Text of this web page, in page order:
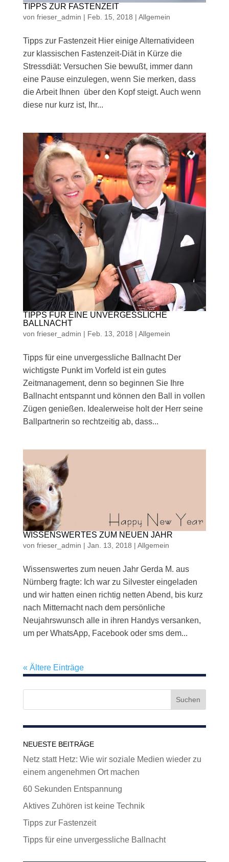
TIPPS ZUR FASTENZEIT
von frieser_admin | Feb. 15, 2018 | Allgemein
Tipps zur Fastenzeit Hier einige Alternativideen
zur klassischen Fastenzeit-Diät in Kürze die
Stressdiät: Versuchen Sie bewußt, immer dann
eine Pause einzulegen, wenn Sie merken, dass
die Arbeit Ihnen über den Kopf steigt. Auch wenn
diese nur kurz ist, Ihr...
TIPPS FÜR EINE UNVERGESSLICHE
BALLNACHT
von frieser_admin | Feb. 13, 2018 | Allgemein
Tipps für eine unvergessliche Ballnacht Der
wichtigste Punkt im Vorfeld ist ein gutes
Zeitmanagement, denn so beginnen Sie Ihre
Ballnacht entspannt und können den Ball in vollen
Zügen genießen. Idealerweise holt der Herr seine
Ballpartnerin so rechtzeitig ab, dass...
WISSENSWERTES ZUM NEUEN JAHR
von frieser_admin | Jan. 13, 2018 | Allgemein
Wissenswertes zum neuen Jahr Gerda M. aus
Nürnberg fragte: Ich war zu Silvester eingeladen
und wir hatten einen richtig netten Abend, bis kurz
nach Mitternacht nach dem persönliche
Neujahrswunsch alle in ihren Handys versanken,
um per WhatsApp, Facebook oder sms dem...
« Ältere Einträge
NEUESTE BEITRÄGE
Netz statt Hetz: Wie wir soziale Medien wieder zu
einem angenehmen Ort machen
60 Sekunden Entspannung
Aktives Zuhören ist keine Technik
Tipps zur Fastenzeit
Tipps für eine unvergessliche Ballnacht